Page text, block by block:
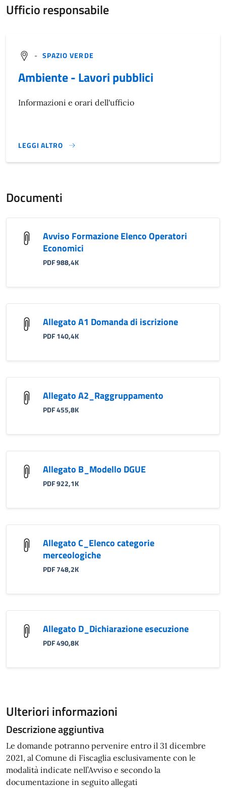
Ufficio responsabile
- SPAZIO VERDE
Ambiente - Lavori pubblici
Informazioni e orari dell'ufficio
LEGGI ALTRO
}
Documenti
Avviso Formazione Elenco Operatori
Economici
PDF 988,4K
Allegato A1 Domanda di iscrizione
PDF 140,4K
Allegato A2_Raggruppamento
PDF 455,8K
Allegato B_Modello DGUE
PDF 922,1K
Allegato C_Elenco categorie
merceologiche
PDF 748,2K
Allegato D_Dichiarazione esecuzione
PDF 490,8K
Ulteriori informazioni
Descrizione aggiuntiva
Le domande potranno pervenire entro il 31 dicembre
2021, al Comune di Fiscaglia esclusivamente con le
modalità indicate nell’Avviso e secondo la
documentazione in seguito allegati